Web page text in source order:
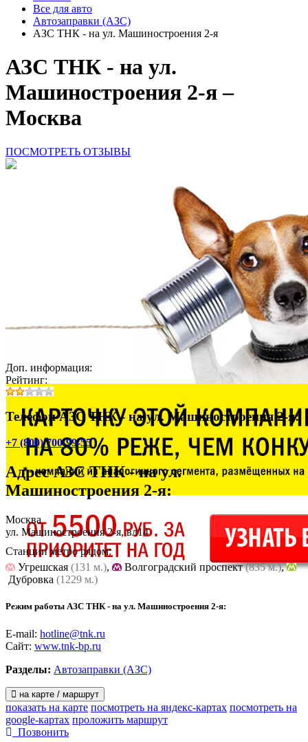
Все для авто
Автозаправки (АЗС)
АЗС ТНК - на ул. Машиностроения 2-я
АЗС ТНК - на ул.
Машиностроения 2-я –
Москва
ПОСМОТРЕТЬ ОТЗЫВЫ
Доп. информация:
Рейтинг:
Телефон АЗС ТНК - на ул. Машиностроения 2-я:
+7 (800) 700-99-55
АдресАЗС ТНК - на ул.
Машиностроения 2-я:
Москва
ул. Машиностроения 2-я, вл14
Станции метро рядом:
Угрешская (131 м.), Волгоградский проспект(835 м.),
Дубровка (1229 м.)
Режим работы АЗС ТНК - на ул. Машиностроения 2-я:
E-mail: hotline@tnk.ru
Сайт: www.tnk-bp.ru
Разделы: Автозаправки (АЗС)
на карте / маршрут
показать на карте посмотреть на яндекс-картах посмотреть на
google-картах проложить маршрут
Позвонить